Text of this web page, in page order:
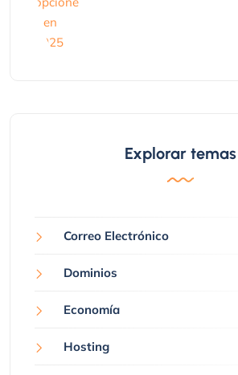
Explorar temas
Correo Electrónico
Dominios
Economía
Hosting